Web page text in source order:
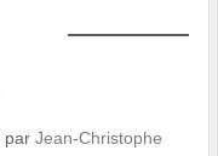
par Jean-Christophe